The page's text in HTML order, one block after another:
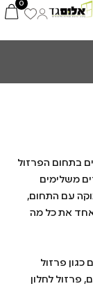
0
בתחום הפרזול
משלימים
עם התחום,
את כל מה
כגון פרזול
פרזול לחלון